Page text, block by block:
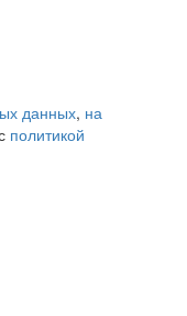
данных, на
политикой